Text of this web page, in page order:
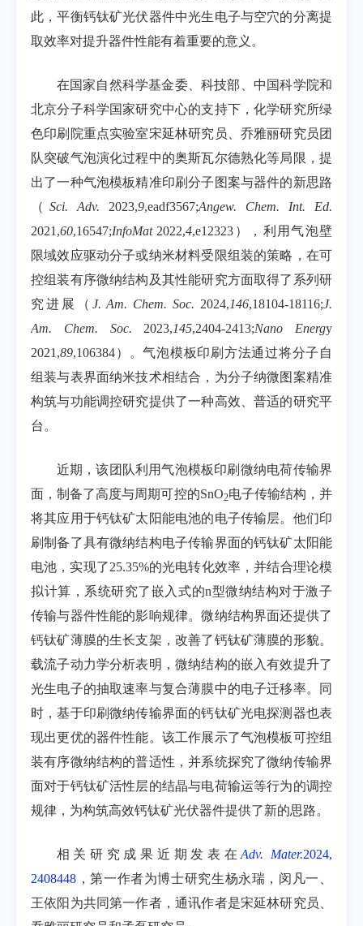
此，平衡钙钛矿光伏器件中光生电子与空穴的分离提
取效率对提升器件性能有着重要的意义。
在国家自然科学基金委、科技部、中国科学院和
北京分子科学国家研究中心的支持下，化学研究所绿
色印刷院重点实验室宋延林研究员、乔雅丽研究员团
队突破气泡演化过程中的奥斯瓦尔德熟化等局限，提
出了一种气泡模板精准印刷分子图案与器件的新思路
（ Sci. Adv. 2023,9,eadf3567;Angew. Chem. Int. Ed.
2021,60,16547;InfoMat2022,4,e12323），利用气泡壁
限域效应驱动分子或纳米材料受限组装的策略，在可
控组装有序微纳结构及其性能研究方面取得了系列研
究进展（ J. Am. Chem. Soc. 2024,146,18104-18116;J.
Am. Chem. Soc. 2023,145,2404-2413;Nano Energy
2021,89,106384）。气泡模板印刷方法通过将分子自
组装与表界面纳米技术相结合，为分子纳微图案精准
构筑与功能调控研究提供了一种高效、普适的研究平
台。
近期，该团队利用气泡模板印刷微纳电荷传输界
面，制备了高度与周期可控的SnO2电子传输结构，并
将其应用于钙钛矿太阳能电池的电子传输层。他们印
刷制备了具有微纳结构电子传输界面的钙钛矿太阳能
电池，实现了25.35%的光电转化效率，并结合理论模
拟计算，系统研究了嵌入式的n型微纳结构对于激子
传输与器件性能的影响规律。微纳结构界面还提供了
钙钛矿薄膜的生长支架，改善了钙钛矿薄膜的形貌。
载流子动力学分析表明，微纳结构的嵌入有效提升了
光生电子的抽取速率与复合薄膜中的电子迁移率。同
时，基于印刷微纳传输界面的钙钛矿光电探测器也表
现出更优的器件性能。该工作展示了气泡模板可控组
装有序微纳结构的普适性，并系统探究了微纳传输界
面对于钙钛矿活性层的结晶与电荷输运等行为的调控
规律，为构筑高效钙钛矿光伏器件提供了新的思路。
相关研究成果近期发表在Adv. Mater.2024,
2408448 ，第一作者为博士研究生杨永瑞，闵凡一、
王依阳为共同第一作者，通讯作者是宋延林研究员、